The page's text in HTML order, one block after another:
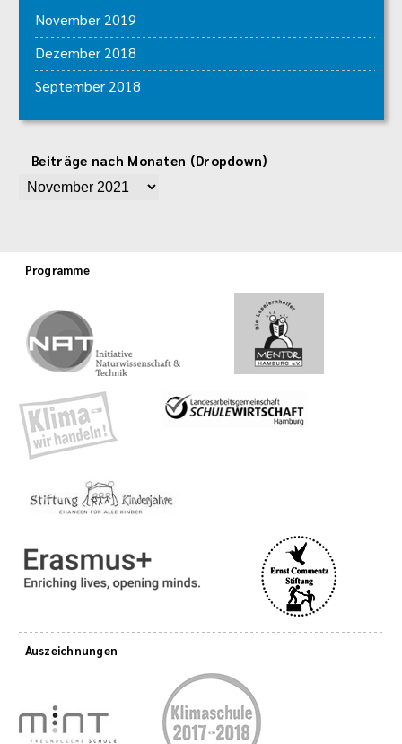
November 2019
Dezember 2018
September 2018
Beiträge nach Monaten (Dropdown)
Programme
Auszeichnungen